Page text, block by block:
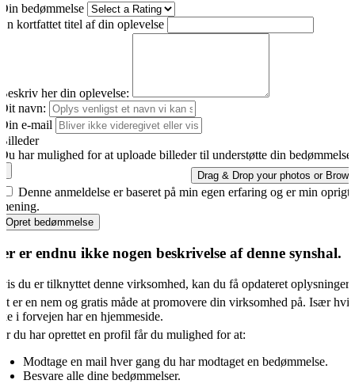
bedømmelse
kortfattet titel af din oplevelse
her din oplevelse:
navn:
e-mail
har mulighed for at uploade billeder til understøtte din bedømmelse.
Drag & Drop your photos or
Denne anmeldelse er baseret på min egen erfaring og er min
Opret bedømmelse
er endnu ikke nogen beskrivelse af denne synshal.
du er tilknyttet denne virksomhed, kan du få opdateret
er en nem og gratis måde at promovere din virksomhed på. Især
i forvejen har en hjemmeside.
du har oprettet en profil får du mulighed for at:
Modtage en mail hver gang du har modtaget en bedømmelse.
Besvare alle dine bedømmelser.